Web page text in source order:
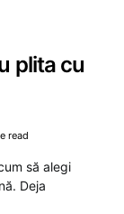
plita cu
read
să alegi
Deja